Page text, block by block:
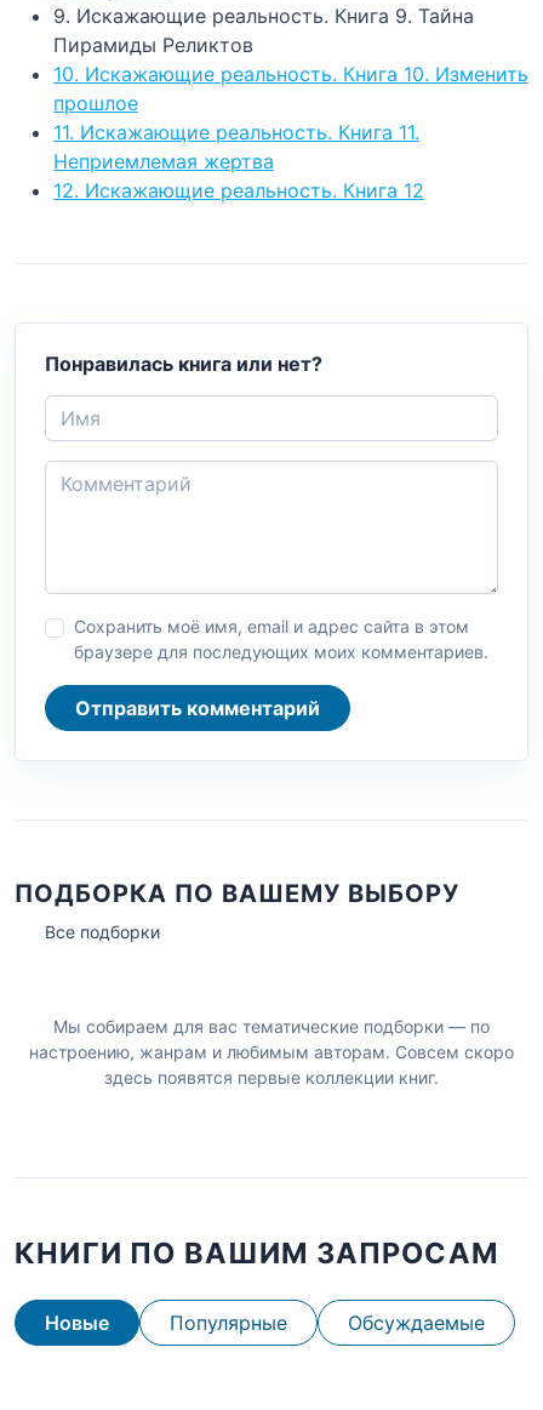
9. Искажающие реальность. Книга 9. Тайна
Пирамиды Реликтов
10. Искажающие реальность. Книга 10. Изменить
прошлое
11. Искажающие реальность. Книга 11.
Неприемлемая жертва
12. Искажающие реальность. Книга 12
Понравилась книга или нет?
Сохранить моё имя, email и адрес сайта в этом
браузере для последующих моих комментариев.
Отправить комментарий
ПОДБОРКА ПО ВАШЕМУ ВЫБОРУ
Все подборки
Мы собираем для вас тематические подборки — по
настроению, жанрам и любимым авторам. Совсем скоро
здесь появятся первые коллекции книг.
КНИГИ ПО ВАШИМ ЗАПРОСАМ
Новые Популярные Обсуждаемые